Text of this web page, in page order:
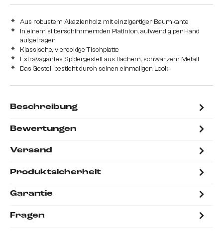
Aus robustem Akazienholz mit einzigartiger Baumkante
In einem silberschimmernden Platinton, aufwendig per Hand
aufgetragen
Klassische, viereckige Tischplatte
Extravagantes Spidergestell aus flachem, schwarzem Metall
Das Gestell besticht durch seinen einmaligen Look
Beschreibung
Bewertungen
Versand
Produktsicherheit
Garantie
Fragen